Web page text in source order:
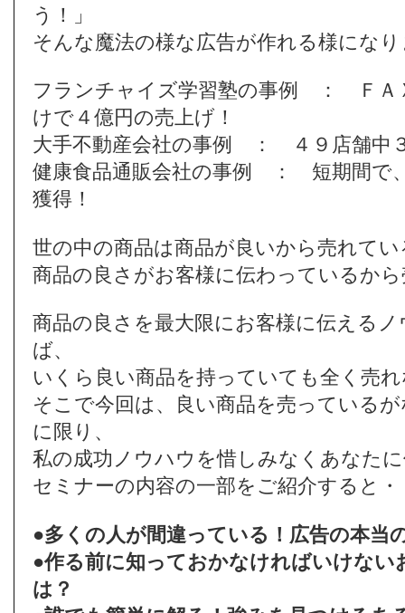
う！」
そんな魔法の様な広告が作れる様にな
フランチャイズ学習塾の事例 ： ＦＡ
けで４億円の売上げ！
大手不動産会社の事例 ： ４９店舗中
健康食品通販会社の事例 ： 短期間で
獲得！
世の中の商品は商品が良いから売れて
商品の良さがお客様に伝わっているか
商品の良さを最大限にお客様に伝える
ば、
いくら良い商品を持っていても全く売
そこで今回は、良い商品を売っている
に限り、
私の成功ノウハウを惜しみなくあなた
セミナーの内容の一部をご紹介すると・
●多くの人が間違っている！広告の本当
●作る前に知っておかなければいけない
は？